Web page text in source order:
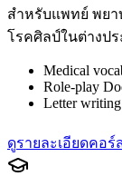
สำหรับแพทย์ พยา
โรคศิลป์ในต่างปร
Medical
Role-play
Letter
ดูรายละเอียดคอร์